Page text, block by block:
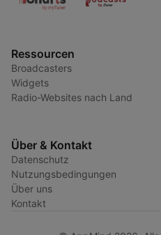
Ressourcen
Broadcasters
Widgets
Radio-Websites nach Land
Über & Kontakt
Datenschutz
Nutzungsbedingungen
Über uns
Kontakt